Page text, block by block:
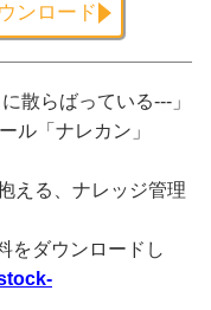
ンロード
散らばっている---」
ル「ナレカン」
える、ナレッジ管理
をダウンロードし